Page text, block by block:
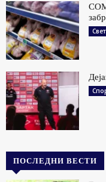
Свет
ПОСЛЕДНИ ВЕСТИ